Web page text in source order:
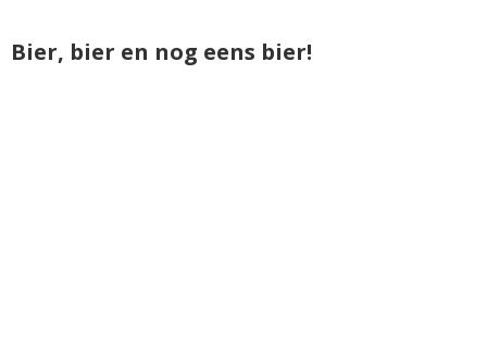
Bier, bier en nog eens bier!